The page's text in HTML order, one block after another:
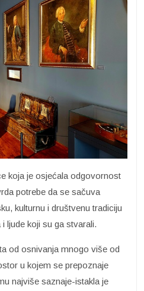
koja je osjećala odgovornost
potrebe da se sačuva
kulturnu i društvenu tradiciju
ljude koji su ga stvarali.
od osnivanja mnogo više od
u kojem se prepoznaje
najviše saznaje-istakla je